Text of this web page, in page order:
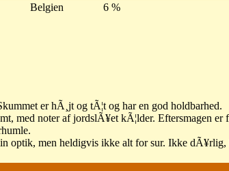
Belgien 6 %
er hÃ¸jt og tÃ¦t og har en god holdbarhed.
med noter af jordslÃ¥et kÃ¦lder. Eftersmagen er
optik, men heldigvis ikke alt for sur. Ikke dÃ¥rlig,